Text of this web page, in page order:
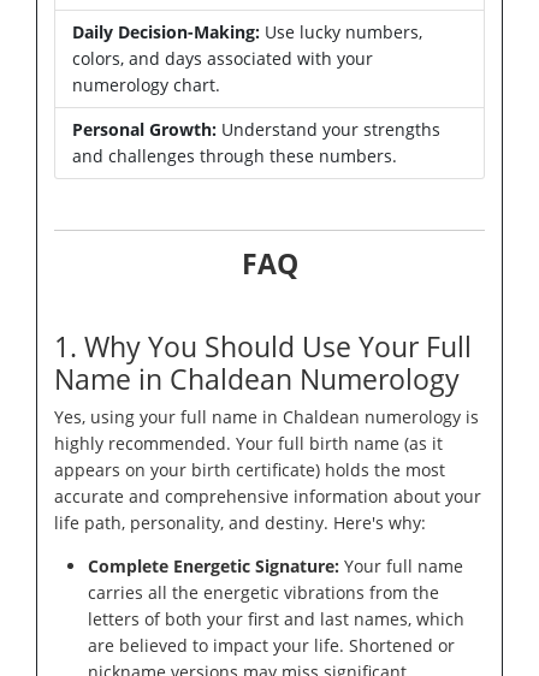
Daily Decision-Making: Use lucky numbers,
colors, and days associated with your
numerology chart.
Personal Growth: Understand your strengths
and challenges through these numbers.
FAQ
1. Why You Should Use Your Full
Name in Chaldean Numerology
Yes, using your full name in Chaldean numerology is
highly recommended. Your full birth name (as it
appears on your birth certificate) holds the most
accurate and comprehensive information about your
life path, personality, and destiny. Here's why:
Complete Energetic Signature: Your full name
carries all the energetic vibrations from the
letters of both your first and last names, which
are believed to impact your life. Shortened or